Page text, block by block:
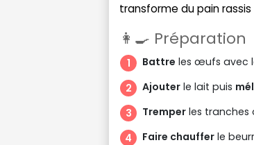
transforme du pain
👩‍🍳 Préparation
Battre les œufs avec
Ajouter le lait puis
Tremper les tranches
Faire chauffer le